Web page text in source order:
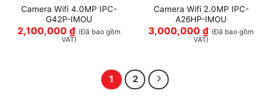
Camera Wifi 4.0MP IPC-
G42P-IMOU
2,100,000 ₫ (Đã bao gồm
VAT)
Camera Wifi 2.0MP IPC-
A26HP-IMOU
3,000,000 ₫ (Đã bao gồm
VAT)
1 2